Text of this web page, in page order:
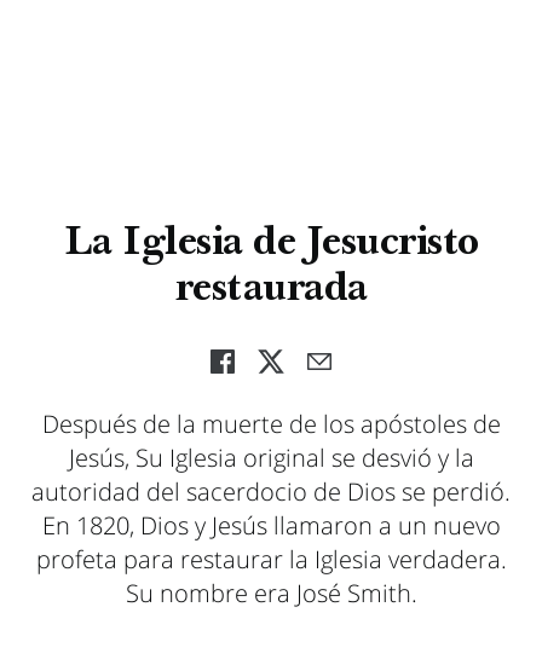
La Iglesia de Jesucristo
restaurada
Después de la muerte de los apóstoles de
Jesús, Su Iglesia original se desvió y la
autoridad del sacerdocio de Dios se perdió.
En 1820, Dios y Jesús llamaron a un nuevo
profeta para restaurar la Iglesia verdadera.
Su nombre era José Smith.